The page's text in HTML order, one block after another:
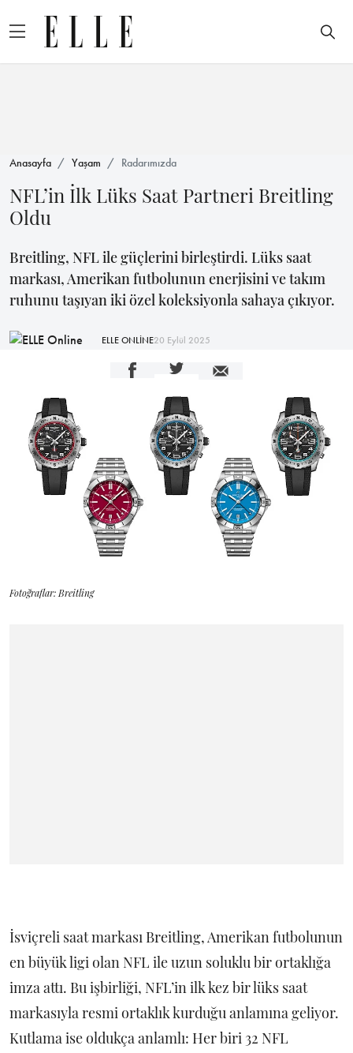
Anasayfa Yaşam Radarımızda
NFL’in İlk Lüks Saat Partneri Breitling
Oldu
Breitling, NFL ile güçlerini birleştirdi. Lüks saat
markası, Amerikan futbolunun enerjisini ve takım
ruhunu taşıyan iki özel koleksiyonla sahaya çıkıyor.
ELLE ONLİNE20 Eylül 2025
Fotoğraflar: Breitling
İsviçreli saat markası Breitling, Amerikan futbolunun
en büyük ligi olan NFL ile uzun soluklu bir ortaklığa
imza attı. Bu işbirliği, NFL’in ilk kez bir lüks saat
markasıyla resmi ortaklık kurduğu anlamına geliyor.
Kutlama ise oldukça anlamlı: Her biri 32 NFL